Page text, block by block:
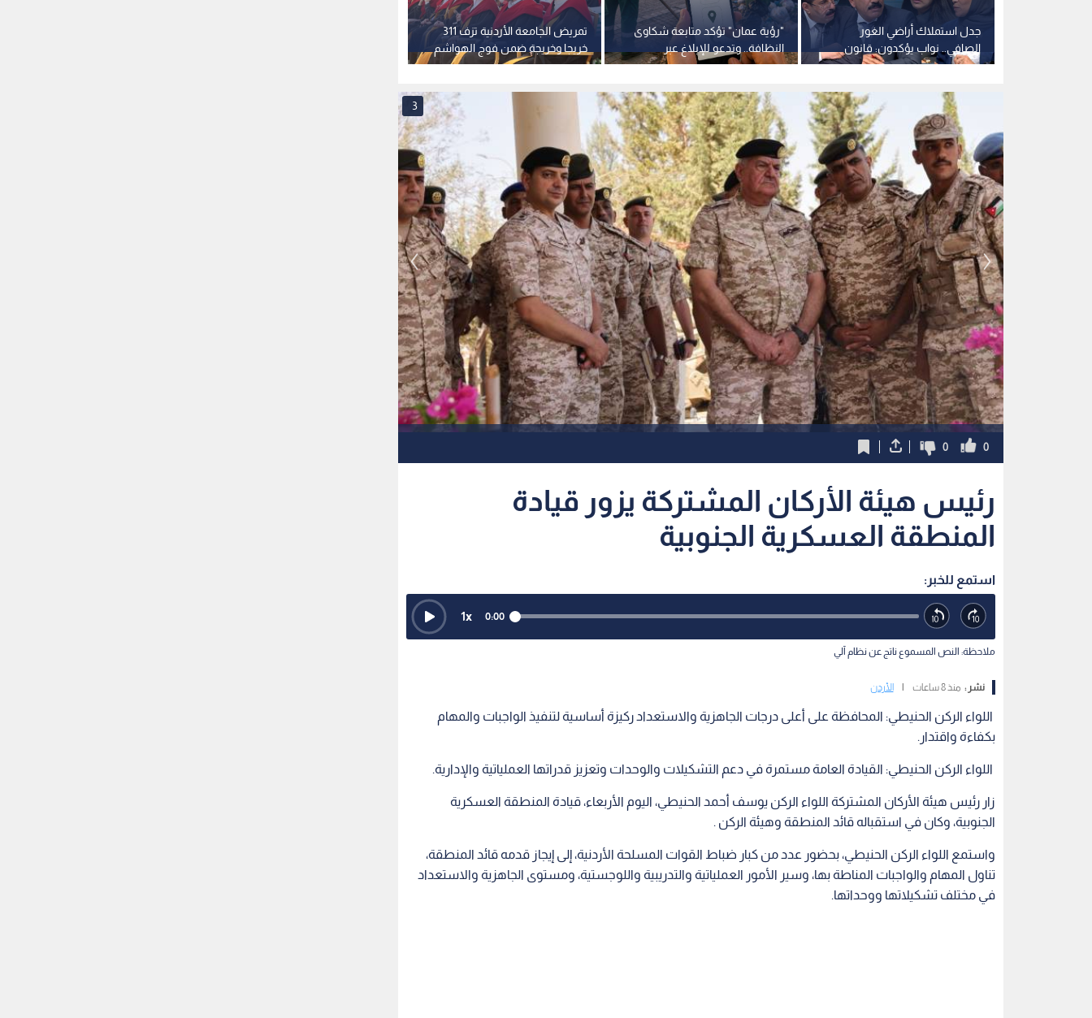
تمريض الجامعة الأردنية تزف 311
خريجا وخريجة ضمن فوج الهواشم
"رؤية عمان" تؤكد متابعة شكاوى
النظافة.. وتدعو للإبلاغ عبر
القنوات الرسمية
جدل استملاك أراضي الغور
الصافي.. نواب يؤكدون: قانون
الملكية العقارية لا يشمل
3
0
0
رئيس هيئة الأركان المشتركة يزور قيادة
المنطقة العسكرية الجنوبية
استمع للخبر:
0:00
1x
ملاحظة: النص المسموع ناتج عن نظام آلي
نشر : منذ 8 ساعات | الأردن
اللواء الركن الحنيطي: المحافظة على أعلى درجات الجاهزية والاستعداد ركيزة أساسية لتنفيذ الواجبات والمهام
بكفاءة واقتدار.
اللواء الركن الحنيطي: القيادة العامة مستمرة في دعم التشكيلات والوحدات وتعزيز قدراتها العملياتية والإدارية.
زار رئيس هيئة الأركان المشتركة اللواء الركن يوسف أحمد الحنيطي، اليوم الأربعاء، قيادة المنطقة العسكرية
الجنوبية، وكان في استقباله قائد المنطقة وهيئة الركن .
واستمع اللواء الركن الحنيطي، بحضور عدد من كبار ضباط القوات المسلحة الأردنية، إلى إيجاز قدمه قائد المنطقة،
تناول المهام والواجبات المناطة بها، وسير الأمور العملياتية والتدريبية واللوجستية، ومستوى الجاهزية والاستعداد
في مختلف تشكيلاتها ووحداتها.